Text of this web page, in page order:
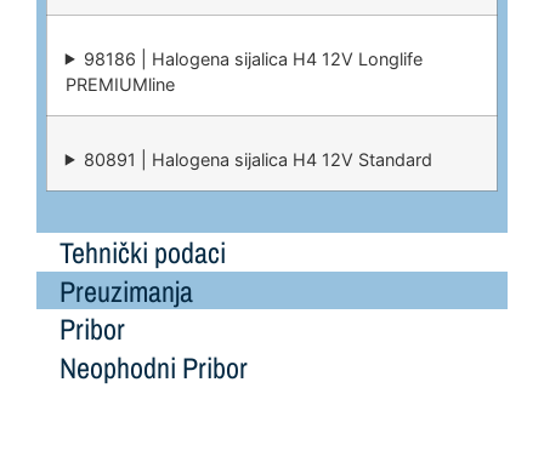
98186 | Halogena sijalica H4 12V Longlife
PREMIUMline
80891 | Halogena sijalica H4 12V Standard
Tehnički podaci
Preuzimanja
Pribor
Neophodni Pribor